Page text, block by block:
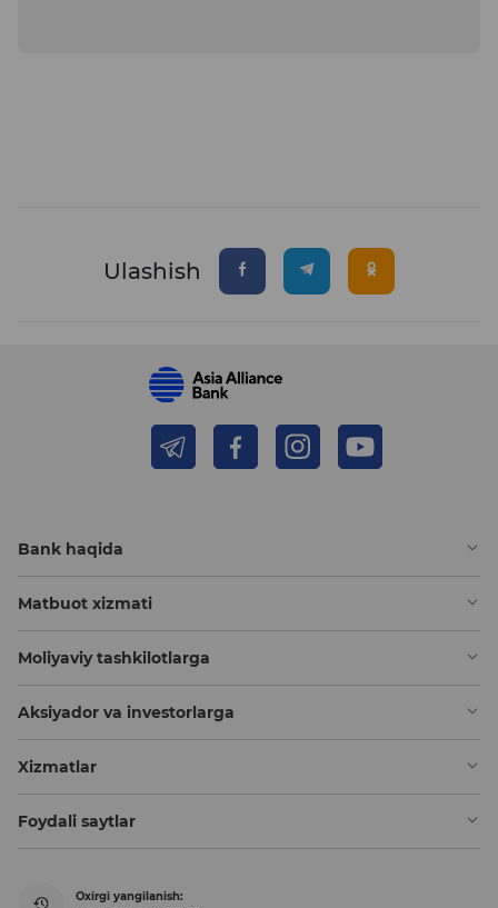
Ulashish
Bank haqida
Matbuot xizmati
Moliyaviy tashkilotlarga
Aksiyador va investorlarga
Xizmatlar
Foydali saytlar
Oxirgi yangilanish: